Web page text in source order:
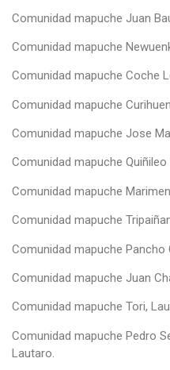
Comunidad mapuche Juan
Comunidad mapuche
Comunidad mapuche Coche
Comunidad mapuche
Comunidad mapuche Jose
Comunidad mapuche
Comunidad mapuche
Comunidad mapuche
Comunidad mapuche Pancho
Comunidad mapuche Juan
Comunidad mapuche Tori,
Comunidad mapuche Pedro
Lautaro.